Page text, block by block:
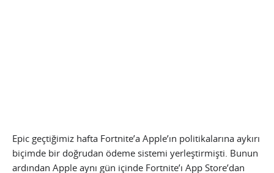
Epic geçtiğimiz hafta Fortnite’a Apple’ın politikalarına aykırı
biçimde bir doğrudan ödeme sistemi yerleştirmişti. Bunun
ardından Apple aynı gün içinde Fortnite’ı App Store’dan